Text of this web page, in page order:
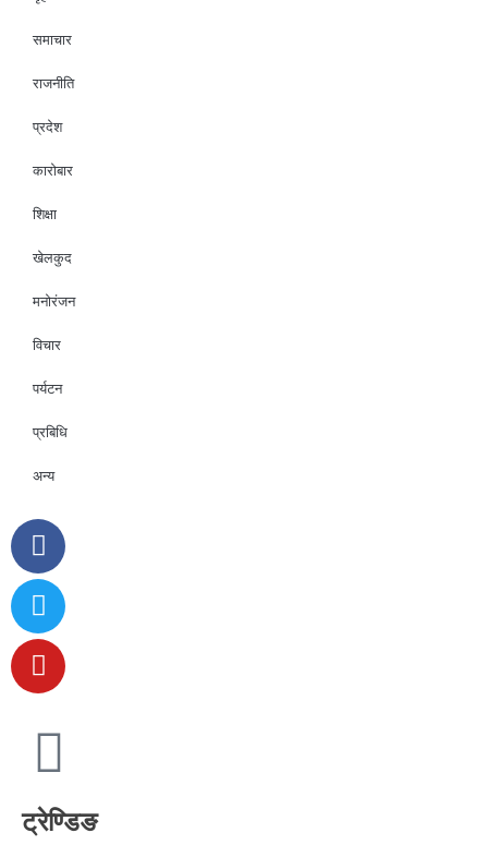
समाचार
राजनीति
प्रदेश
कारोबार
शिक्षा
खेलकुद
मनोरंजन
विचार
पर्यटन
प्रबिधि
अन्य
ट्रेण्डिङ